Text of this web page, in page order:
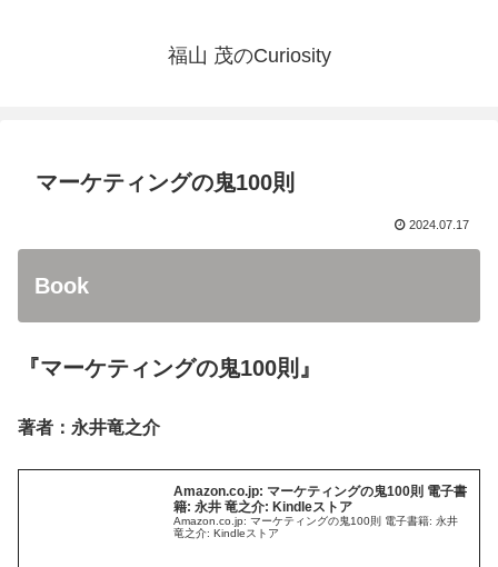
福山 茂のCuriosity
マーケティングの鬼100則
2024.07.17
Book
『マーケティングの鬼100則』
著者：永井竜之介
Amazon.co.jp: マーケティングの鬼100則 電子書
籍: 永井 竜之介: Kindleストア
Amazon.co.jp: マーケティングの鬼100則 電子書籍: 永井
竜之介: Kindleストア